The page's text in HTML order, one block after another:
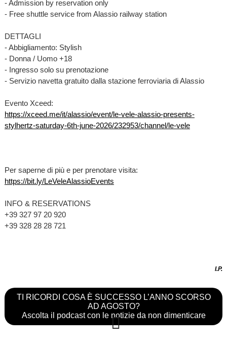
- Admission by reservation only
- Free shuttle service from Alassio railway station
DETTAGLI
- Abbigliamento: Stylish
- Donna / Uomo +18
- Ingresso solo su prenotazione
- Servizio navetta gratuito dalla stazione ferroviaria di Alassio
Evento Xceed:
https://xceed.me/it/alassio/event/le-vele-alassio-presents-
stylhertz-saturday-6th-june-2026/232953/channel/le-vele
Per saperne di più e per prenotare visita:
https://bit.ly/LeVeleAlassioEvents
INFO & RESERVATIONS
+39 327 97 20 920
+39 328 28 28 721
I.P.
TI RICORDI COSA È SUCCESSO L’ANNO SCORSO
AD AGOSTO?
Ascolta il podcast con le notizie da non dimenticare